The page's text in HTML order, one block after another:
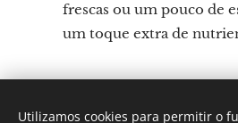
frescas ou um pouco de
um toque extra de
Utilizamos cookies para permitir o